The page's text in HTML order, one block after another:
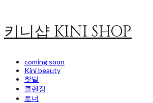
키니샵 KINI SHOP
coming soon
Kini beauty
핫딜
클렌징
토너